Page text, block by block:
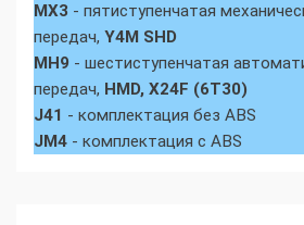
MX3 - пятиступенчатая
передач, Y4M SHD
MH9 - шестиступенчатая
передач, HMD, X24F (6T30)
J41 - комплектация без ABS
JM4 - комплектация с ABS